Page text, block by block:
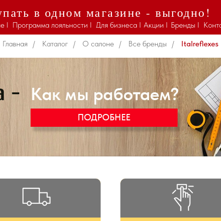
в одном магазине - выгодно!
Бренды I
Акции I
Для бизнеса I
Программа лояльности I
I
Italreflexes
Главная / Каталог / О салоне / Все бренды / Italreflexes